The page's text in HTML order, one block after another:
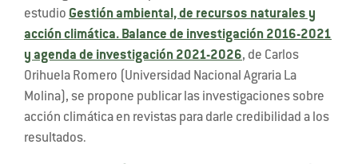
estudio Gestión ambiental, de recursos naturales y
acción climática. Balance de investigación 2016-2021
y agenda de investigación 2021-2026, de Carlos
Orihuela Romero (Universidad Nacional Agraria La
Molina), se propone publicar las investigaciones sobre
acción climática en revistas para darle credibilidad a los
resultados.